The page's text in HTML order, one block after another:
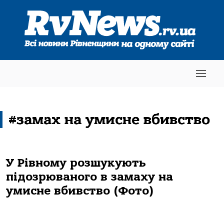
#замах на умисне вбивство
У Рівному розшукують
підозрюваного в замаху на
умисне вбивство (Фото)